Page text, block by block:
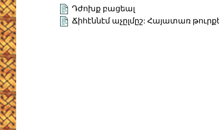
Դժոխք բացեալ
Ճիհէննէմ աչըլմըշ: Հայատառ